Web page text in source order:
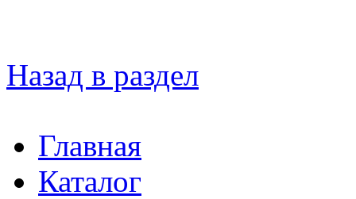
Назад в раздел
Главная
Каталог